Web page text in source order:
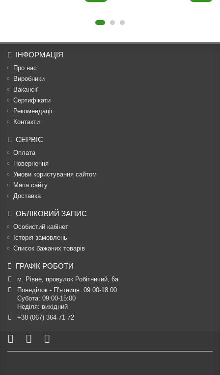
ІНФОРМАЦІЯ
Про нас
Виробники
Вакансії
Сертифікати
Рекомендації
Контакти
СЕРВІС
Оплата
Повернення
Умови користування сайтом
Мапа сайту
Доставка
ОБЛІКОВИЙ ЗАПИС
Особистий кабінет
Історія замовлень
Список бажаних товарів
ГРАФІК РОБОТИ
м. Рівне, провулок Робітничий, 6а
Понеділок - П’ятниця: 09:00-18:00
Субота: 09:00-15:00
Неділя: вихідний
+38 (067) 364 71 72